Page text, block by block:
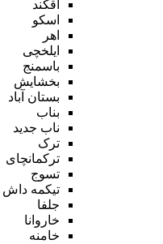
آقکند
اسکو
اهر
ایلخچی
باسمنج
بخشایش
بستان آباد
بناب
ناب جدید
ترک
ترکمانچای
تسوج
تیکمه داش
جلفا
خاروانا
خامنه